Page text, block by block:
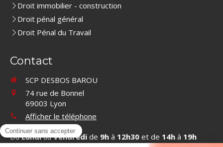
Droit immobilier - construction
Droit pénal général
Droit Pénal du Travail
Contact
SCP DESBOS BAROU
74 rue de Bonnel
69003 Lyon
Afficher le téléphone
DuLundiauVendredi de 9h à 12h30 et de 14h à 19h